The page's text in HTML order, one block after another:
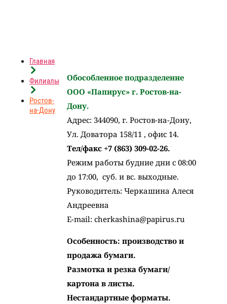
Главная
Филиалы
Ростов-
на-Дону
Обособленное подразделение
ООО «Папирус» г. Ростов-на-
Дону.
Адрес: 344090, г. Ростов-на-Дону,
Ул. Доватора 158/11 , офис 14.
Тел/факс +7 (863) 309-02-26.
Режим работы будние дни с 08:00
до 17:00, суб. и вс. выходные.
Руководитель: Черкашина Алеся
Андреевна
E-mail: cherkashina@papirus.ru
Особенность: производство и
продажа бумаги.
Размотка и резка бумаги/
картона в листы.
Нестандартные форматы.